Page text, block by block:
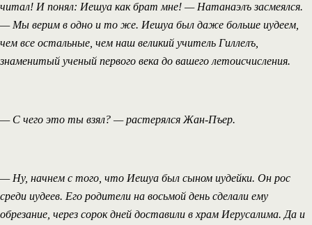
читал! И понял: Иешуа как брат мне! — Натанаэлъ засмеялся.
— Мы верим в одно и то же. Иешуа был даже больше иудеем,
чем все остальные, чем наш великий учитель Гиллелъ,
знаменитый ученый первого века до вашего летоисчисления.
— С чего это ты взял? — растерялся Жан-Пъер.
— Ну, начнем с того, что Иешуа был сыном иудейки. Он рос
среди иудеев. Его родители на восьмой день сделали ему
обрезание, через сорок дней доставили в храм Иерусалима. Да и